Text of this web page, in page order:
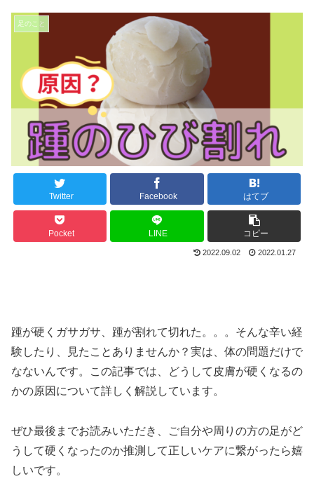
足のこと
Twitter Facebook はてブ
Pocket LINE コピー
2022.09.02 2022.01.27
踵が硬くガサガサ、踵が割れて切れた。。。そんな辛い経
験したり、見たことありませんか？実は、体の問題だけで
なないんです。この記事では、どうして皮膚が硬くなるの
かの原因について詳しく解説しています。
ぜひ最後までお読みいただき、ご自分や周りの方の足がど
うして硬くなったのか推測して正しいケアに繋がったら嬉
しいです。